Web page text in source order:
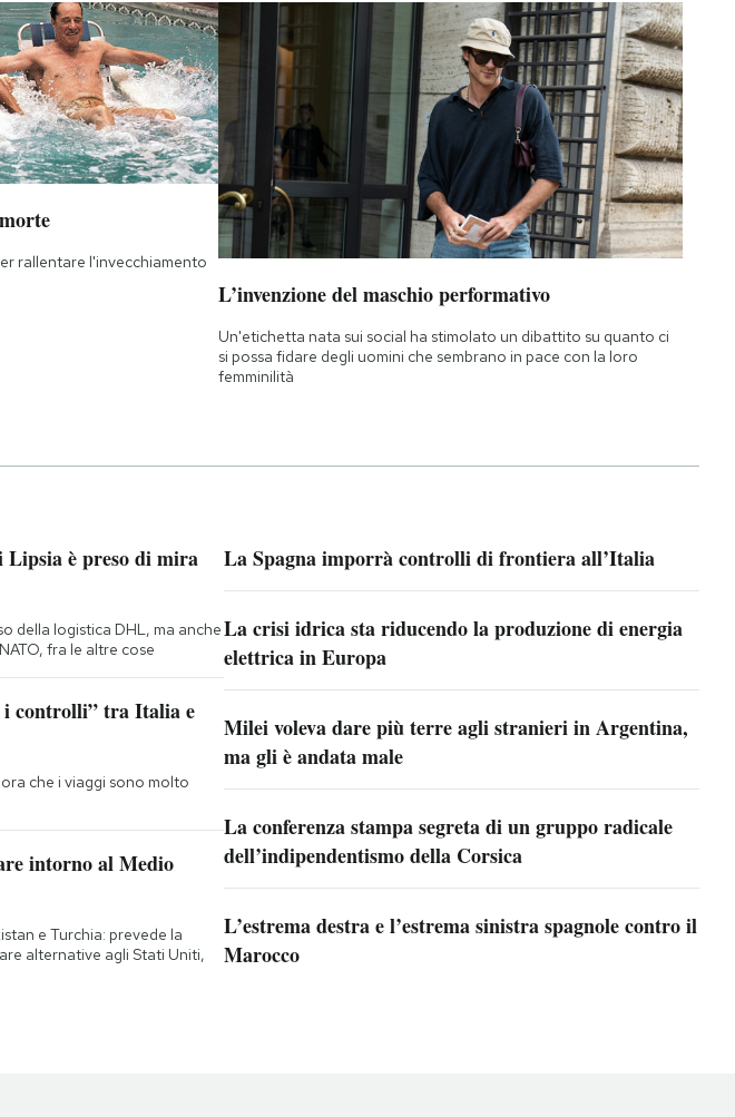
rallentare l'invecchiamento
L’invenzione del maschio performativo
Un'etichetta nata sui social ha stimolato un dibattito su quanto ci
si possa fidare degli uomini che sembrano in pace con la loro
femminilità
Lipsia è preso di mira
della logistica DHL, ma anche
fra le altre cose
controlli” tra Italia e
che i viaggi sono molto
intorno al Medio
e Turchia: prevede la
alternative agli Stati Uniti,
La Spagna imporrà controlli di frontiera all’Italia
La crisi idrica sta riducendo la produzione di energia
elettrica in Europa
Milei voleva dare più terre agli stranieri in Argentina,
ma gli è andata male
La conferenza stampa segreta di un gruppo radicale
dell’indipendentismo della Corsica
L’estrema destra e l’estrema sinistra spagnole contro il
Marocco